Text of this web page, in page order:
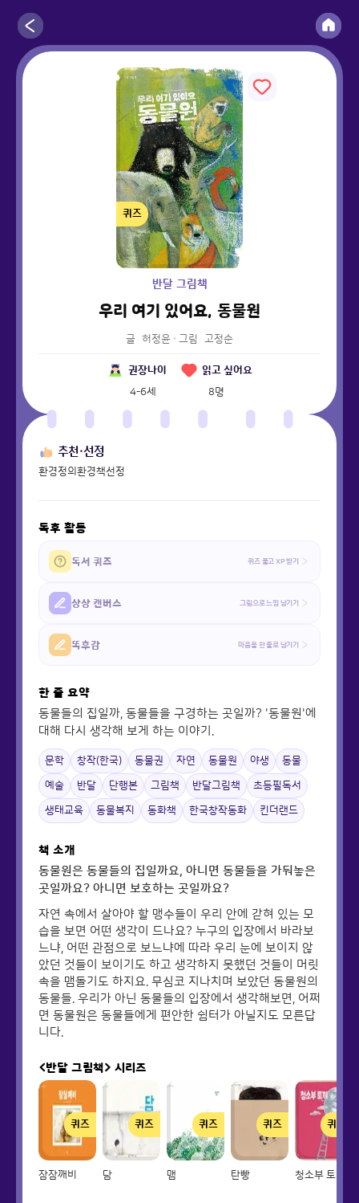
퀴즈
반달 그림책
우리 여기 있어요, 동물원
글 허정윤 · 그림 고정순
권장나이
4-6세
읽고 싶어요
8명
추천·선정
환경정의환경책선정
독후 활동
독서 퀴즈 퀴즈 풀고 XP 받기
상상 캔버스 그림으로 느낌 남기기
똑후감 마음을 한 줄로 남기기
한 줄 요약
동물들의 집일까, 동물들을 구경하는 곳일까? '동물원'에
대해 다시 생각해 보게 하는 이야기.
문학 창작(한국) 동물권 자연 동물원 야생 동물
예술 반달 단행본 그림책 반달그림책 초등필독서
생태교육 동물복지 동화책 한국창작동화 킨더랜드
책 소개
동물원은 동물들의 집일까요, 아니면 동물들을 가둬놓은
곳일까요? 아니면 보호하는 곳일까요?
자연 속에서 살아야 할 맹수들이 우리 안에 갇혀 있는 모
습을 보면 어떤 생각이 드나요? 누구의 입장에서 바라보
느냐, 어떤 관점으로 보느냐에 따라 우리 눈에 보이지 않
았던 것들이 보이기도 하고 생각하지 못했던 것들이 머릿
속을 맴돌기도 하지요. 무심코 지나치며 보았던 동물원의
동물들. 우리가 아닌 동물들의 입장에서 생각해보면, 어쩌
면 동물원은 동물들에게 편안한 쉼터가 아닐지도 모른답
니다.
<반달 그림책> 시리즈
퀴즈
잠잠깨비
퀴즈
담
퀴즈
맴
퀴즈
탄빵
퀴즈
청소부 토끼